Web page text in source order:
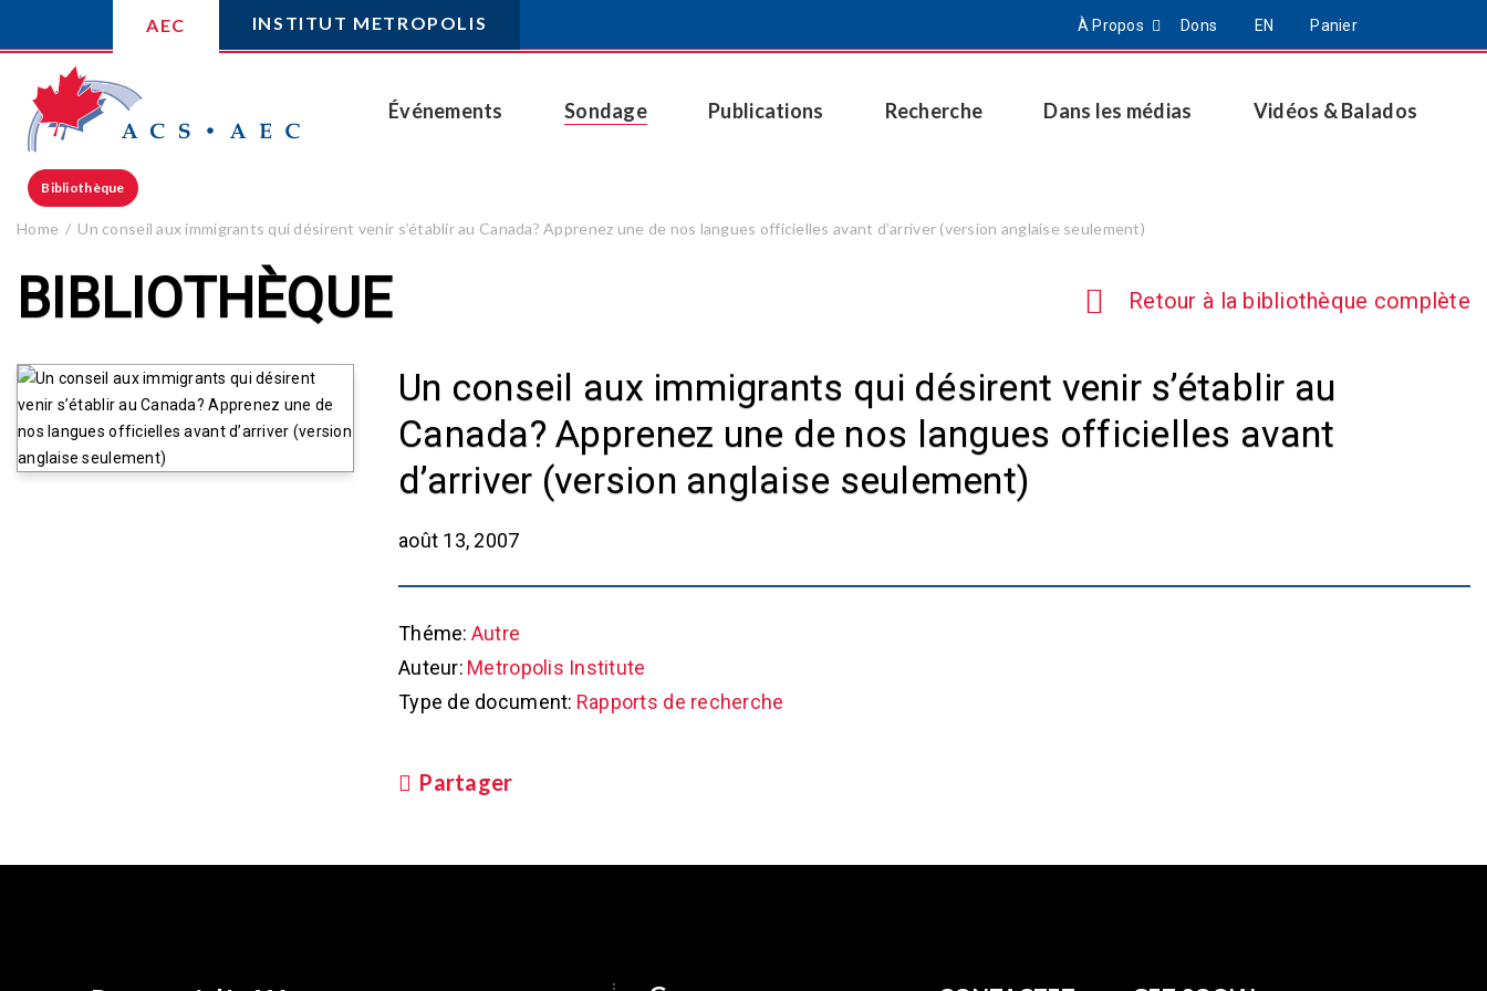
AEC INSTITUT METROPOLIS À Propos Dons EN Panier
Événements Sondage Publications Recherche Dans les médias Vidéos & Balados
Bibliothèque
Home Un conseil aux immigrants qui désirent venir s’établir au Canada? Apprenez une de nos langues officielles avant d’arriver (version anglaise seulement)
BIBLIOTHÈQUE Retour à la bibliothèque complète
Un conseil aux immigrants qui désirent venir s’établir au
Canada? Apprenez une de nos langues officielles avant
d’arriver (version anglaise seulement)
août 13, 2007
Théme: Autre
Auteur: Metropolis Institute
Type de document: Rapports de recherche
Partager